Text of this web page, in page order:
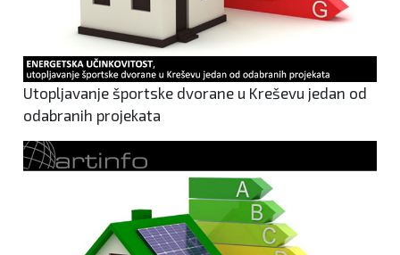
Utopljavanje športske dvorane u Kreševu jedan od
odabranih projekata